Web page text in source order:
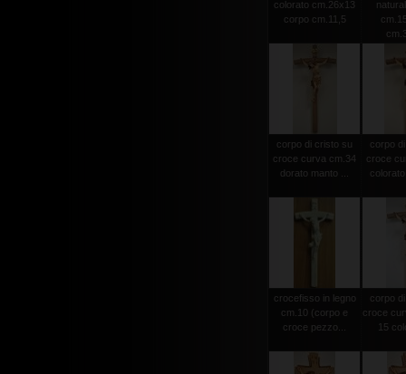
colorato cm.26x13
corpo cm.11,5
corpo di cristo su
croce curva cm.34
dorato manto ...
corpo
croce
crocefisso in legno
cm.10 (corpo e
croce pezzo...
corpo
croce
15